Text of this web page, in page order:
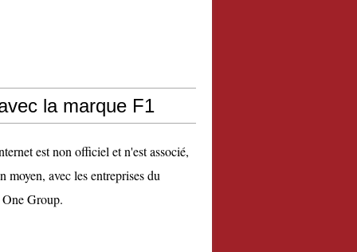
la marque F1
est non officiel et n'est associé,
moyen, avec les entreprises du
Group.